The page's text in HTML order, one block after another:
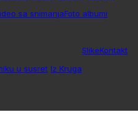
sa snimanjaFoto albumi
u susret Iz Kruga
SlikeKontakt